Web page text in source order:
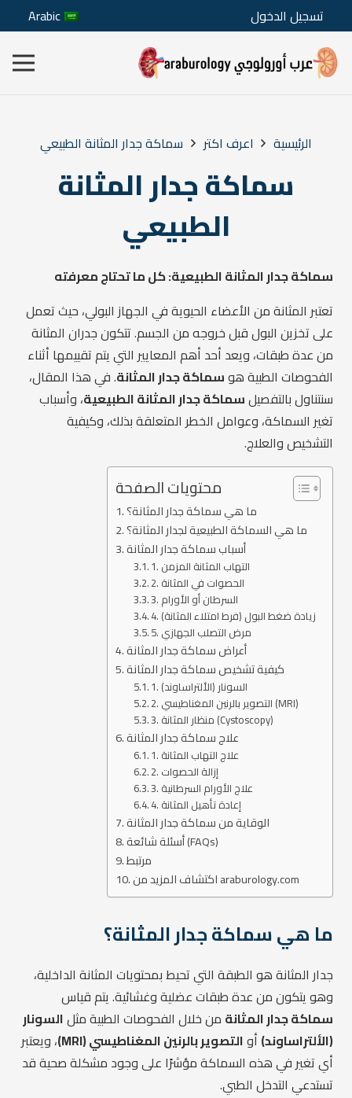
تسجيل الدخول Arabic
الرئيسية اعرف اكتر سماكة جدار المثانة الطبيعي
سماكة جدار المثانة
الطبيعي
سماكة جدار المثانة الطبيعية: كل ما تحتاج معرفته
تعتبر المثانة من الأعضاء الحيوية في الجهاز البولي، حيث تعمل
على تخزين البول قبل خروجه من الجسم. تتكون جدران المثانة
من عدة طبقات، ويعد أحد أهم المعايير التي يتم تقييمها أثناء
الفحوصات الطبية هوسماكة جدار المثانة. في هذا المقال،
سنتناول بالتفصيلسماكة جدار المثانة الطبيعية، وأسباب
تغير السماكة، وعوامل الخطر المتعلقة بذلك، وكيفية
التشخيص والعلاج.
محتويات الصفحة
ما هي سماكة جدار المثانة؟
ما هي السماكة الطبيعية لجدار المثانة؟
أسباب سماكة جدار المثانة
1. التهاب المثانة المزمن
2. الحصوات في المثانة
3. السرطان أو الأورام
4. زيادة ضغط البول (فرط امتلاء المثانة)
5. مرض التصلب الجهازي
أعراض سماكة جدار المثانة
كيفية تشخيص سماكة جدار المثانة
1. السونار (الألتراساوند)
2. التصوير بالرنين المغناطيسي (MRI)
3. منظار المثانة (Cystoscopy)
علاج سماكة جدار المثانة
1. علاج التهاب المثانة
2. إزالة الحصوات
3. علاج الأورام السرطانية
4. إعادة تأهيل المثانة
الوقاية من سماكة جدار المثانة
أسئلة شائعة (FAQs)
مرتبط
اكتشاف المزيد من araburology.com
ما هي سماكة جدار المثانة؟
جدار المثانة هو الطبقة التي تحيط بمحتويات المثانة الداخلية،
وهو يتكون من عدة طبقات عضلية وغشائية. يتم قياس
سماكة جدار المثانة من خلال الفحوصات الطبية مثلالسونار
(الألتراساوند) أوالتصوير بالرنين المغناطيسي (MRI)
، ويعتبر
أي تغير في هذه السماكة مؤشرًا على وجود مشكلة صحية قد
تستدعي التدخل الطبي.